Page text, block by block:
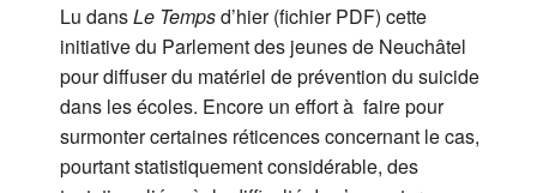
Lu dansLe Tempsd’hier (fichier PDF) cette
initiative du Parlement des jeunes de Neuchâtel
pour diffuser du matériel de prévention du suicide
dans les écoles. Encore un effort à faire pour
surmonter certaines réticences concernant le cas,
pourtant statistiquement considérable, des